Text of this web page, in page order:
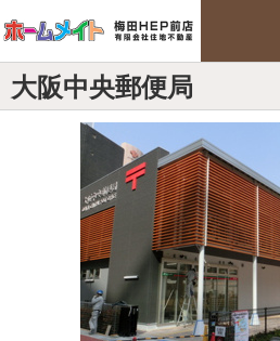
大阪中央郵便局